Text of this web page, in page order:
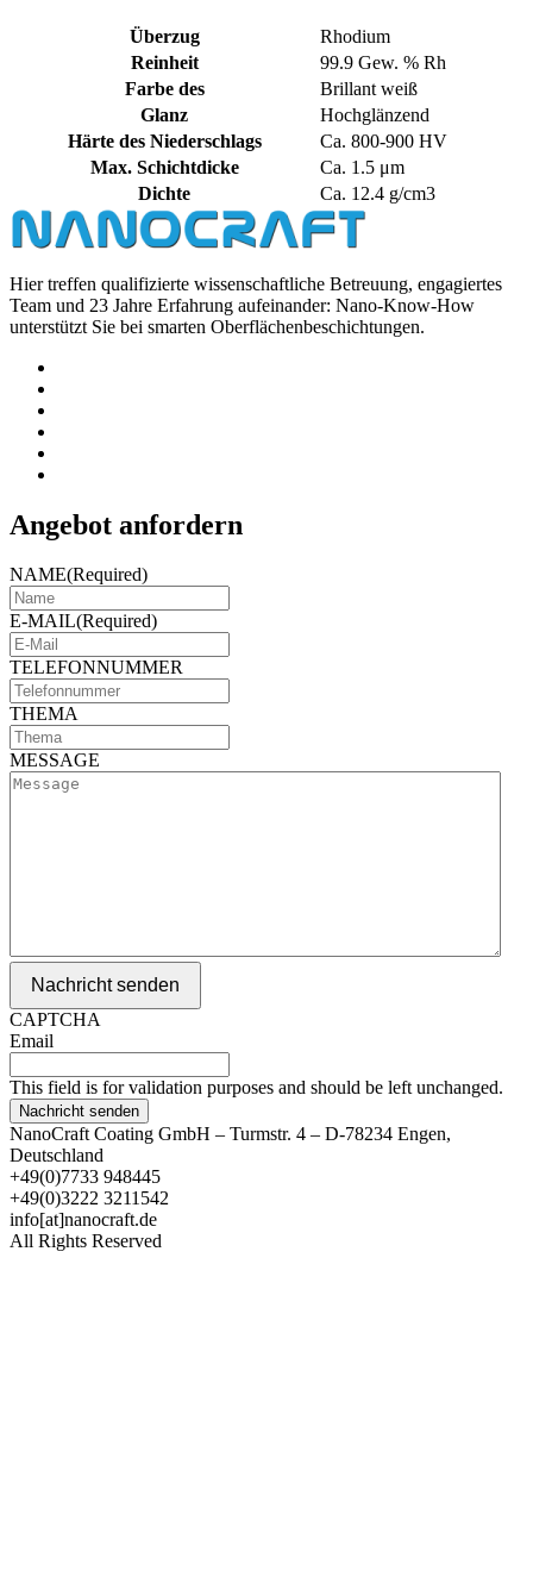
Überzug
Rhodium
Reinheit
99.9 Gew. % Rh
Farbe des
Brillant weiß
Glanz
Hochglänzend
Härte des Niederschlags
Ca. 800-900 HV
Max. Schichtdicke
Ca. 1.5 μm
Dichte
Ca. 12.4 g/cm3
Hier treffen qualifizierte wissenschaftliche Betreuung, engagiertes
Team und 23 Jahre Erfahrung aufeinander: Nano-Know-How
unterstützt Sie bei smarten Oberflächenbeschichtungen.
Angebot anfordern
NAME(Required)
E-MAIL(Required)
TELEFONNUMMER
THEMA
MESSAGE
Nachricht senden
CAPTCHA
Email
This field is for validation purposes and should be left unchanged.
NanoCraft Coating GmbH – Turmstr. 4 – D-78234 Engen,
Deutschland
+49(0)7733 948445
+49(0)3222 3211542
info[at]nanocraft.de
All Rights Reserved